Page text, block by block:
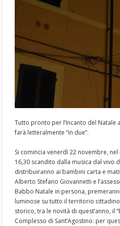
Tutto pronto per l’Incanto del Natale
farà letteralmente “in due”.
Si comincia venerdì 22 novembre,
16,30 scandito dalla musica dal vivo
distribuiranno ai bambini carta e
Alberto Stefano Giovannetti e
Babbo Natale in persona,
luminose su tutto il territorio
storico, tra le novità di quest’anno, il
Complesso di Sant’Agostino: per